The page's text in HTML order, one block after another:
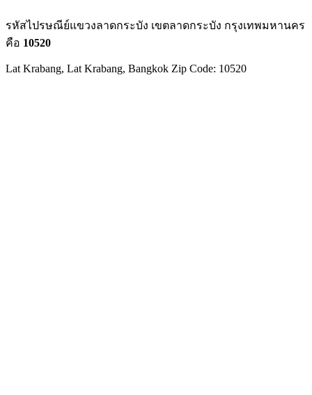
รหัสไปรษณีย์แขวงลาดกระบัง เขตลาดกระบัง กรุงเทพมหานคร
คือ 10520
Lat Krabang, Lat Krabang, Bangkok Zip Code: 10520